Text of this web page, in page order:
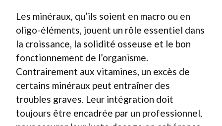
Les minéraux, qu’ils soient en macro ou en
oligo-éléments, jouent un rôle essentiel dans
la croissance, la solidité osseuse et le bon
fonctionnement de l’organisme.
Contrairement aux vitamines, un excès de
certains minéraux peut entraîner des
troubles graves. Leur intégration doit
toujours être encadrée par un professionnel,